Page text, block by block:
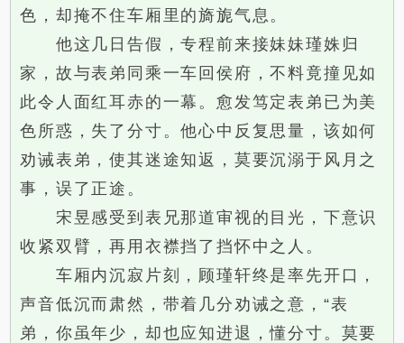
色，却掩不住车厢里的旖旎气息。
他这几日告假，专程前来接妹妹瑾姝归
家，故与表弟同乘一车回侯府，不料竟撞见如
此令人面红耳赤的一幕。愈发笃定表弟已为美
色所惑，失了分寸。他心中反复思量，该如何
劝诫表弟，使其迷途知返，莫要沉溺于风月之
事，误了正途。
宋昱感受到表兄那道审视的目光，下意识
收紧双臂，再用衣襟挡了挡怀中之人。
车厢内沉寂片刻，顾瑾轩终是率先开口，
声音低沉而肃然，带着几分劝诫之意，“表
弟，你虽年少，却也应知进退，懂分寸。莫要